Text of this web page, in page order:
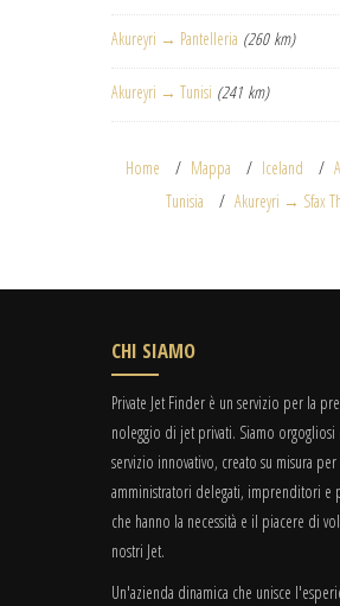
Akureyri → Pantelleria (260 km)
Akureyri → Tunisi (241 km)
Home Mappa Iceland
Tunisia
Akureyri → Sfax
CHI SIAMO
Private Jet Finder è un servizio per la
noleggio di jet privati. Siamo
servizio innovativo, creato su misura per
amministratori delegati, imprenditori e
che hanno la necessità e il piacere di
nostri Jet.
Un'azienda dinamica che unisce